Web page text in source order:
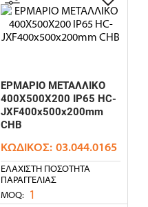
ΕΡΜΑΡΙΟ ΜΕΤΑΛΛΙΚΟ
400X500X200 IP65 HC-
JXF400x500x200mm
CHB
ΚΩΔΙΚΌΣ: 03.044.0165
ΕΛΆΧΙΣΤΗ ΠΟΣΌΤΗΤΑ
ΠΑΡΑΓΓΕΛΊΑΣ
MOQ: 1